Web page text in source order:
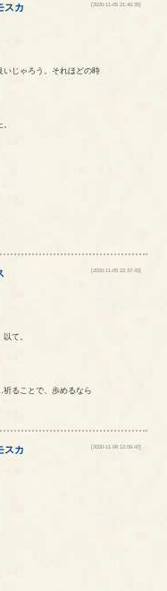
スカ
[2020-11-05 21:40:35]
じゃろう。それほどの時
[2020-11-05 22:37:43]
て。
ることで、歩めるなら
スカ
[2020-11-06 12:06:47]